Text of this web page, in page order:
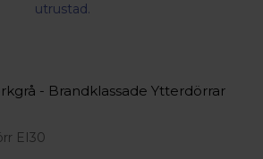
utrustad.
- Brandklassade Ytterdörrar
EI30